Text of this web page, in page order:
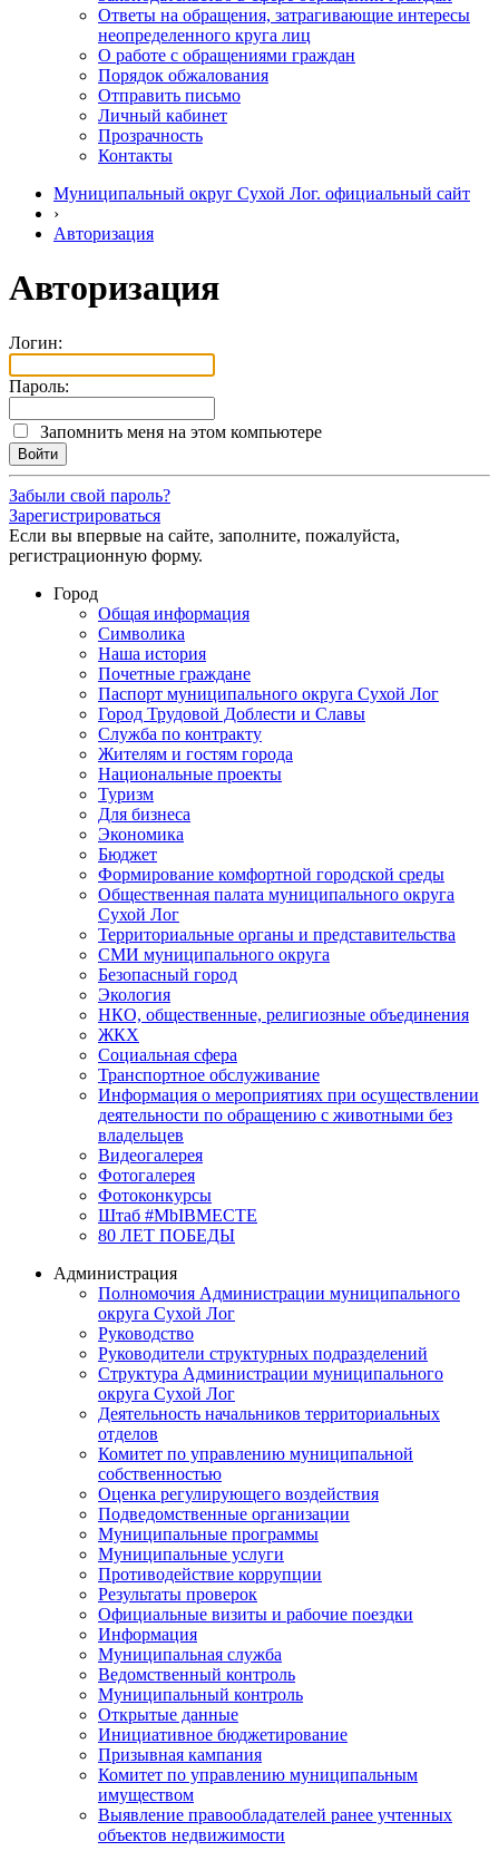
Ответы на обращения, затрагивающие интересы
неопределенного круга лиц
О работе с обращениями граждан
Порядок обжалования
Отправить письмо
Личный кабинет
Прозрачность
Контакты
Муниципальный округ Сухой Лог. официальный сайт
›
Авторизация
Авторизация
Логин:
Пароль:
Запомнить меня на этом компьютере
Забыли свой пароль?
Зарегистрироваться
Если вы впервые на сайте, заполните, пожалуйста,
регистрационную форму.
Город
Общая информация
Символика
Наша история
Почетные граждане
Паспорт муниципального округа Сухой Лог
Город Трудовой Доблести и Славы
Служба по контракту
Жителям и гостям города
Национальные проекты
Туризм
Для бизнеса
Экономика
Бюджет
Формирование комфортной городской среды
Общественная палата муниципального округа
Сухой Лог
Территориальные органы и представительства
СМИ муниципального округа
Безопасный город
Экология
НКО, общественные, религиозные объединения
ЖКХ
Социальная сфера
Транспортное обслуживание
Информация о мероприятиях при осуществлении
деятельности по обращению с животными без
владельцев
Видеогалерея
Фотогалерея
Фотоконкурсы
Штаб #MbIBMECTE
80 ЛЕТ ПОБЕДЫ
Администрация
Полномочия Администрации муниципального
округа Сухой Лог
Руководство
Руководители структурных подразделений
Структура Администрации муниципального
округа Сухой Лог
Деятельность начальников территориальных
отделов
Комитет по управлению муниципальной
собственностью
Оценка регулирующего воздействия
Подведомственные организации
Муниципальные программы
Муниципальные услуги
Противодействие коррупции
Результаты проверок
Официальные визиты и рабочие поездки
Информация
Муниципальная служба
Ведомственный контроль
Муниципальный контроль
Открытые данные
Инициативное бюджетирование
Призывная кампания
Комитет по управлению муниципальным
имуществом
Выявление правообладателей ранее учтенных
объектов недвижимости